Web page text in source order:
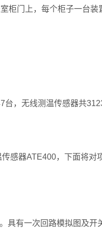
门上，每个柜子一台装
，无线测温传感器共
感器ATE400，下面将对
有一次回路模拟图及开